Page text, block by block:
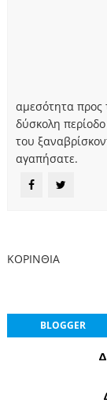
αμεσότητα
δύσκολη
του
αγαπήσατε.
ΚΟΡΙΝΘΙΑ
BLOGGER